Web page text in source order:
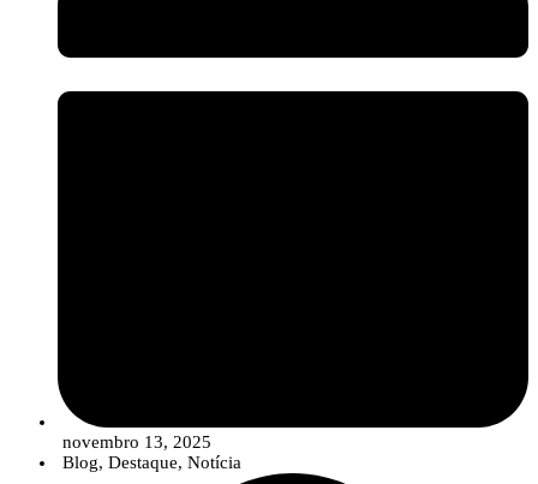
migrar de uma oferta de “produtos” isolados para
qualidade, produtos de síntese convencionais (em doses otimizadas e
novembro 13, 2025
Blog, Destaque, Notícia